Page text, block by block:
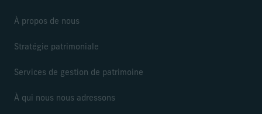
À propos de nous
Stratégie patrimoniale
Services de gestion de patrimoine
À qui nous nous adressons